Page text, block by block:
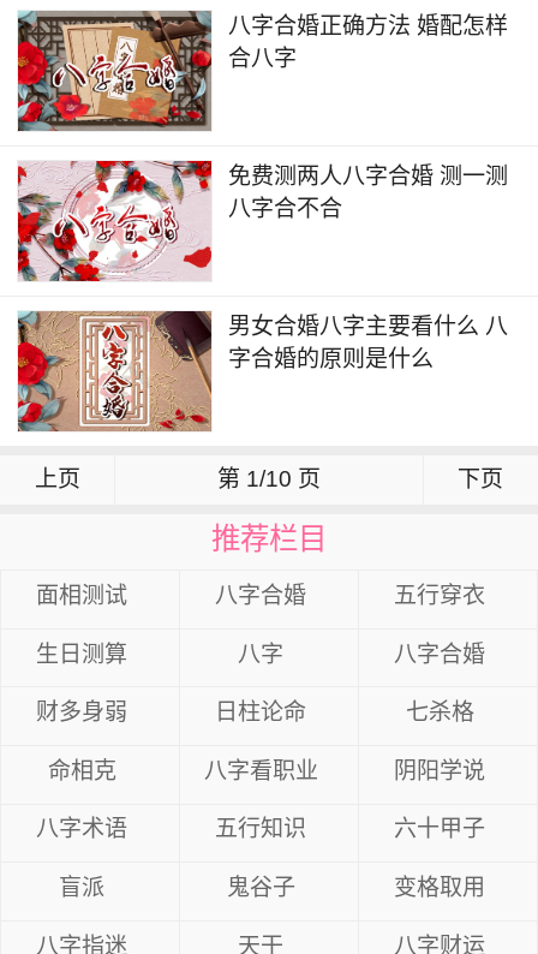
八字合婚正确方法 婚配怎样
合八字
免费测两人八字合婚 测一测
八字合不合
男女合婚八字主要看什么 八
字合婚的原则是什么
上页 第 1/10 页 下页
推荐栏目
面相测试 八字合婚 五行穿衣
生日测算 八字 八字合婚
财多身弱 日柱论命 七杀格
命相克 八字看职业 阴阳学说
八字术语 五行知识 六十甲子
盲派 鬼谷子 变格取用
八字指迷 天干 八字财运